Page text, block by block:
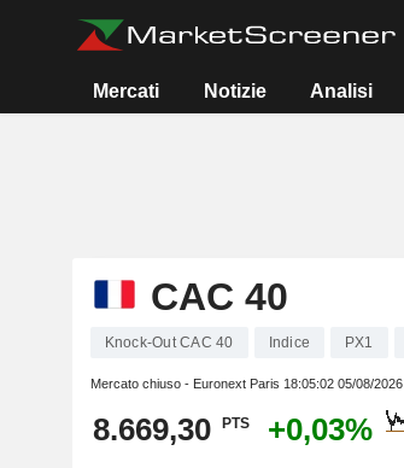
Mercati Notizie Analisi
CAC 40
Knock-Out CAC 40 Indice PX1
Mercato chiuso - Euronext Paris 18:05:02 05/08/2026
8.669,30 PTS +0,03%